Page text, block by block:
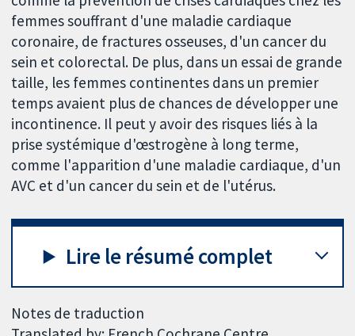
femmes souffrant d'une maladie cardiaque
coronaire, de fractures osseuses, d'un cancer du
sein et colorectal. De plus, dans un essai de grande
taille, les femmes continentes dans un premier
temps avaient plus de chances de développer une
incontinence. Il peut y avoir des risques liés à la
prise systémique d'œstrogène à long terme,
comme l'apparition d'une maladie cardiaque, d'un
AVC et d'un cancer du sein et de l'utérus.
Lire le résumé complet
Notes de traduction